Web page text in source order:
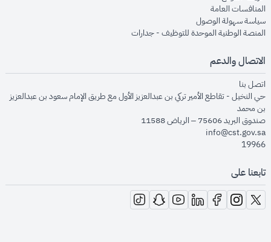
المنافسات العامةopens in new window
سياسة سهولة الوصولopens in new window
المنصة الوطنية الموحدة للتوظيف - جداراتopens in new window
الاتصال والدعم
اتصل بنا
حي النخيل - تقاطع الأمير تركي بن عبدالعزيز الأول مع طريق الإمام سعود بن عبدالعزيز
بن محمد
صندوق البريد 75606 – الرياض 11588
info@cst.gov.sa
19966
تابعنا على
opens in new window
opens in new window
opens in new window
opens in new window
opens in new window
opens in new window
opens in new window